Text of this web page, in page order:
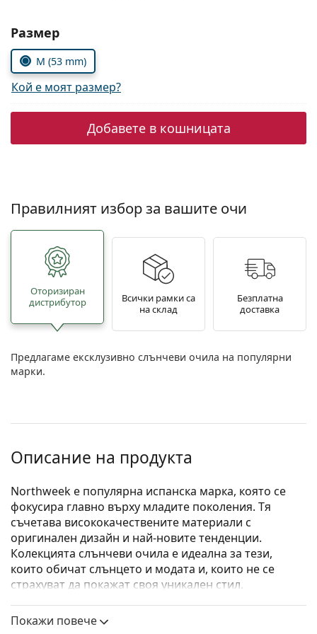
Prada
Всички марки
Изберете параметри
Размер
M (53 mm)
Кой е моят размер?
Добавете в кошницата
Правилният избор за вашите очи
Oторизиран
дистрибутор
Всички рамки са
на склад
Безплатна
доставка
Предлагаме ексклузивно слънчеви очила на популярни
марки.
Описание на продукта
Northweek е популярна испанска марка, която се
фокусира главно върху младите поколения. Тя
съчетава висококачествените материали с
оригинален дизайн и най-новите тенденции.
Колекцията слънчеви очила е идеална за тези,
които обичат слънцето и модата и, които не се
страхуват да покажат своя уникален стил.
Northweek Hale Bigspinса унисекс слънчеви очила.
Покажи повече